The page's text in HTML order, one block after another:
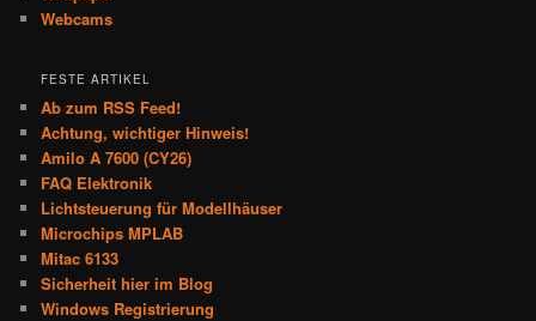
Webcams
FESTE ARTIKEL
Ab zum RSS Feed!
Achtung, wichtiger Hinweis!
Amilo A 7600 (CY26)
FAQ Elektronik
Lichtsteuerung für Modellhäuser
Microchips MPLAB
Mitac 6133
Sicherheit hier im Blog
Windows Registrierung